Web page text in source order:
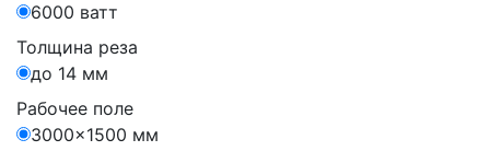
6000 ватт
Толщина реза
до 14 мм
Рабочее поле
3000×1500 мм